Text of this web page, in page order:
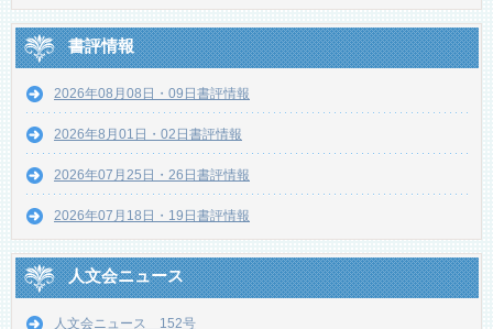
書評情報
2026年08月08日・09日書評情報
2026年8月01日・02日書評情報
2026年07月25日・26日書評情報
2026年07月18日・19日書評情報
人文会ニュース
人文会ニュース 152号